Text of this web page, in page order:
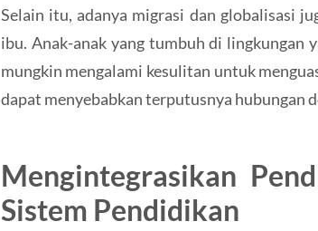
Selain itu, adanya migrasi dan globalisasi
ibu. Anak-anak yang tumbuh di lingkungan
mungkin mengalami kesulitan untuk
dapat menyebabkan terputusnya hubungan
Mengintegrasikan
Sistem Pendidikan